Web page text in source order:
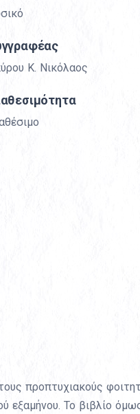
Κ. Νικόλαος
προπτυχιακούς
εξαμήνου. Το βιβλίο